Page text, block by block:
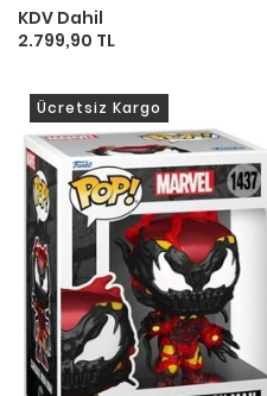
KDV Dahil
2.799,90 TL
Ücretsiz Kargo